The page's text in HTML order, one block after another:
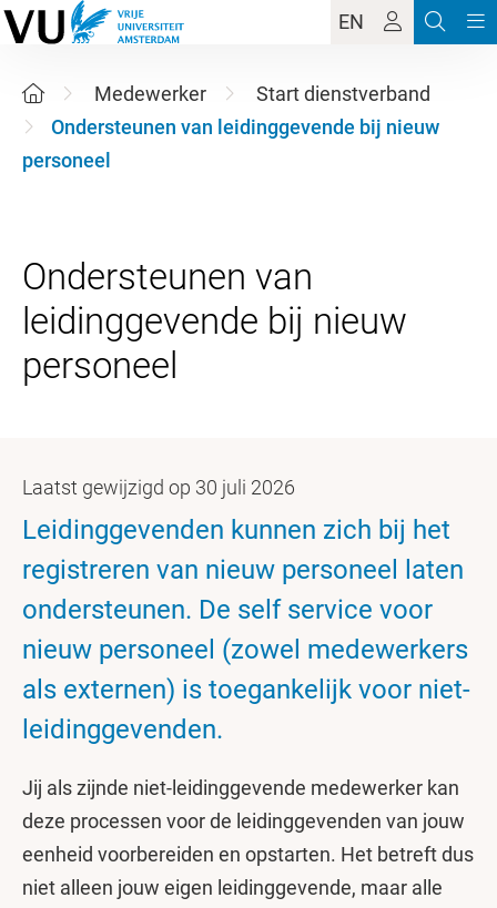
EN
Medewerker
Start dienstverband
Ondersteunen van leidinggevende bij nieuw
personeel
Ondersteunen van
leidinggevende bij nieuw
Laatst gewijzigd op 30 juli 2026
Leidinggevenden kunnen zich bij het
registreren van nieuw personeel laten
ondersteunen. De self service voor
nieuw personeel (zowel medewerkers
als externen) is toegankelijk voor niet-
leidinggevenden.
Jij als zijnde niet-leidinggevende medewerker kan
deze processen voor de leidinggevenden van jouw
eenheid voorbereiden en opstarten. Het betreft dus
niet alleen jouw eigen leidinggevende, maar alle